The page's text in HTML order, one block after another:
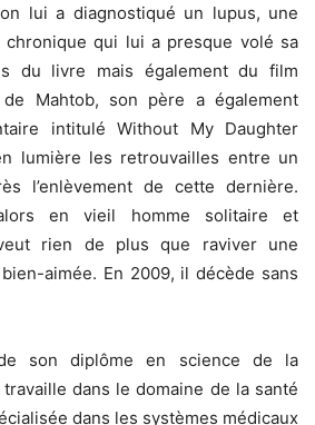
lui a diagnostiqué un lupus, une
chronique qui lui a presque volé sa
du livre mais également du film
Mahtob, son père a également
intitulé Without My Daughter
lumière les retrouvailles entre un
l’enlèvement de cette dernière.
en vieil homme solitaire et
rien de plus que raviver une
aimée. En 2009, il décède sans
de son diplôme en science de la
dans le domaine de la santé
dans les systèmes médicaux